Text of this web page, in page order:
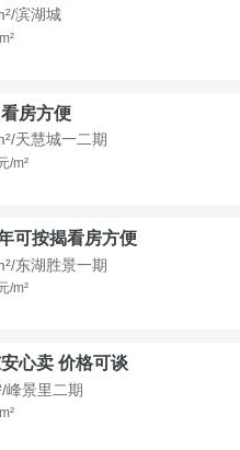
滨湖城
房方便
天慧城一二期
/m²
可按揭看房方便
东湖胜景一期
/m²
心卖 价格可谈
峰景里二期